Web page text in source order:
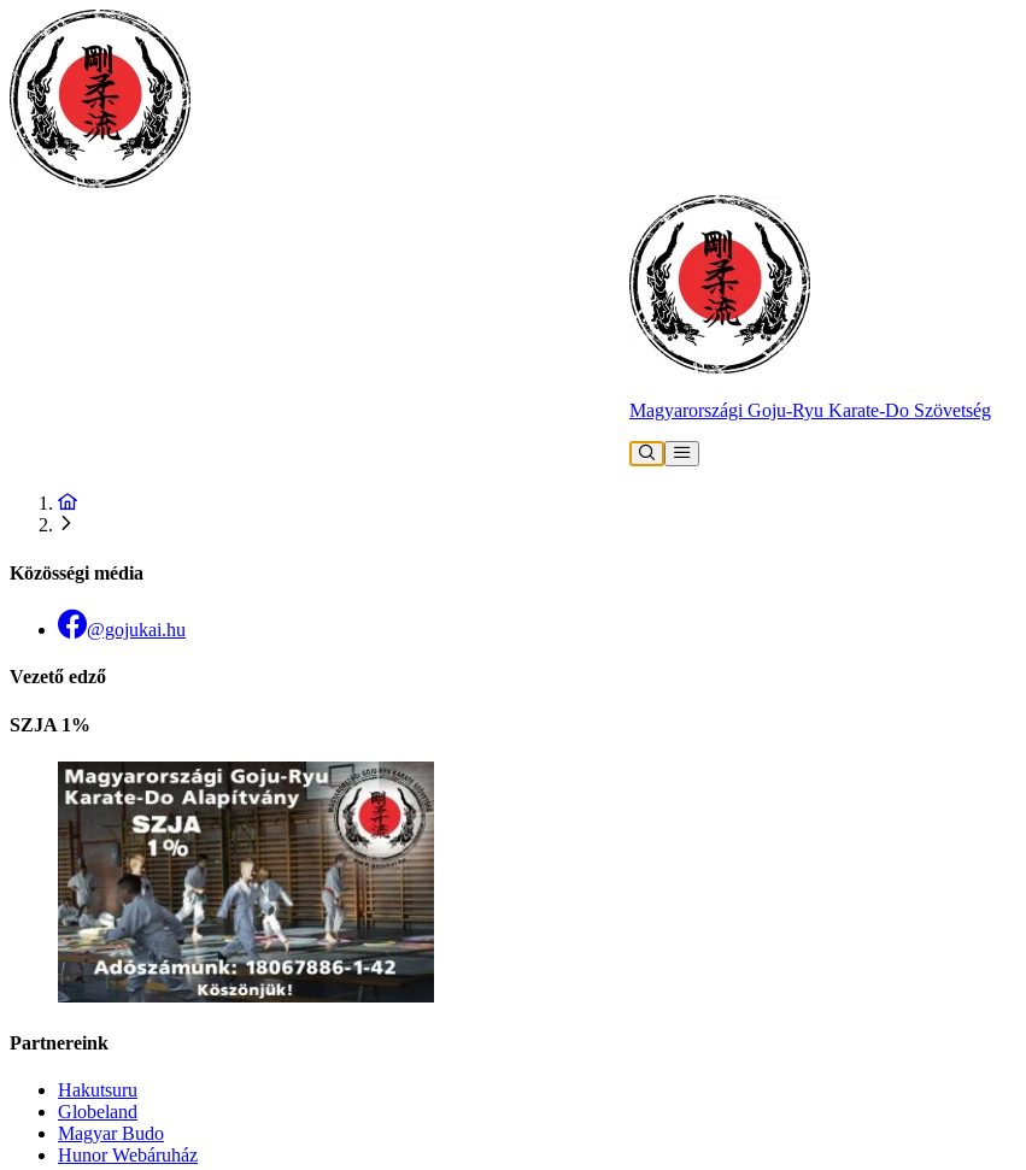
Magyarországi Goju-Ryu Karate-Do Szövetség
Közösségi média
@gojukai.hu
Vezető edző
SZJA 1%
Partnereink
Hakutsuru
Globeland
Magyar Budo
Hunor Webáruház